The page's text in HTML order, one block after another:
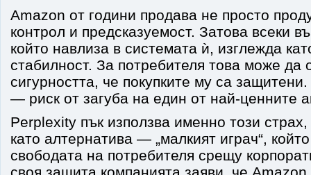
Amazon от години продава не просто
контрол и предсказуемост. Затова всеки
който навлиза в системата ѝ, изглежда
стабилност. За потребителя това може да
сигурността, че покупките му са
— риск от загуба на един от най-ценните
Perplexity пък използва именно този
като алтернатива — „малкият играч“,
свободата на потребителя срещу